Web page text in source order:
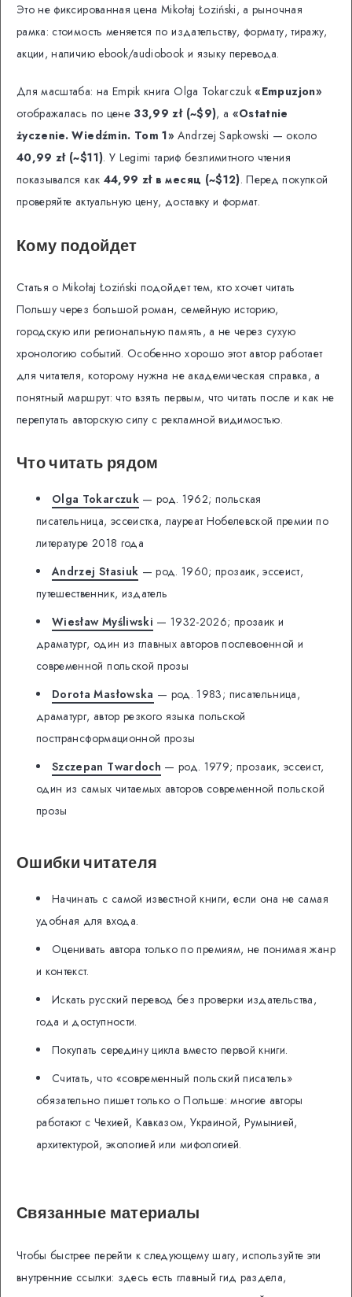
Это не фиксированная цена Mikołaj Łoziński, а рыночная
рамка: стоимость меняется по издательству, формату, тиражу,
акции, наличию ebook/audiobook и языку перевода.
Для масштаба: на Empik книга Olga Tokarczuk«Empuzjon»
отображалась по цене 33,99 zł (~$9), а «Ostatnie
życzenie. Wiedźmin. Tom 1» Andrzej Sapkowski — около
40,99 zł (~$11). У Legimi тариф безлимитного чтения
показывался как 44,99 zł в месяц (~$12). Перед покупкой
проверяйте актуальную цену, доставку и формат.
Кому подойдет
Статья о Mikołaj Łoziński подойдет тем, кто хочет читать
Польшу через большой роман, семейную историю,
городскую или региональную память, а не через сухую
хронологию событий. Особенно хорошо этот автор работает
для читателя, которому нужна не академическая справка, а
понятный маршрут: что взять первым, что читать после и как не
перепутать авторскую силу с рекламной видимостью.
Что читать рядом
Olga Tokarczuk— род. 1962; польская
писательница, эссеистка, лауреат Нобелевской премии по
литературе 2018 года
Andrzej Stasiuk — род. 1960; прозаик, эссеист,
путешественник, издатель
Wiesław Myśliwski — 1932-2026; прозаик и
драматург, один из главных авторов послевоенной и
современной польской прозы
Dorota Masłowska — род. 1983; писательница,
драматург, автор резкого языка польской
посттрансформационной прозы
Szczepan Twardoch — род. 1979; прозаик, эссеист,
один из самых читаемых авторов современной польской
прозы
Ошибки читателя
Начинать с самой известной книги, если она не самая
удобная для входа.
Оценивать автора только по премиям, не понимая жанр
и контекст.
Искать русский перевод без проверки издательства,
года и доступности.
Покупать середину цикла вместо первой книги.
Считать, что «современный польский писатель»
обязательно пишет только о Польше: многие авторы
работают с Чехией, Кавказом, Украиной, Румынией,
архитектурой, экологией или мифологией.
Связанные материалы
Чтобы быстрее перейти к следующему шагу, используйте эти
внутренние ссылки: здесь есть главный гид раздела,